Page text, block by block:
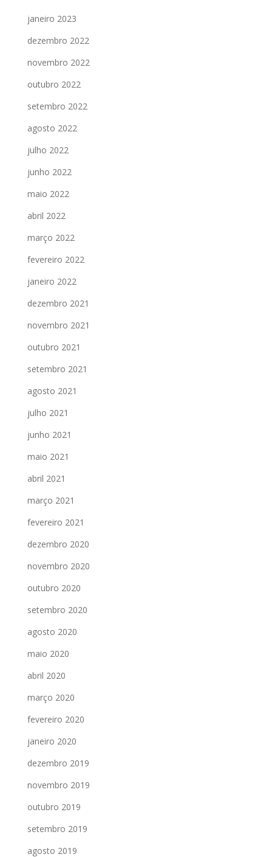
janeiro 2023
dezembro 2022
novembro 2022
outubro 2022
setembro 2022
agosto 2022
julho 2022
junho 2022
maio 2022
abril 2022
março 2022
fevereiro 2022
janeiro 2022
dezembro 2021
novembro 2021
outubro 2021
setembro 2021
agosto 2021
julho 2021
junho 2021
maio 2021
abril 2021
março 2021
fevereiro 2021
dezembro 2020
novembro 2020
outubro 2020
setembro 2020
agosto 2020
maio 2020
abril 2020
março 2020
fevereiro 2020
janeiro 2020
dezembro 2019
novembro 2019
outubro 2019
setembro 2019
agosto 2019